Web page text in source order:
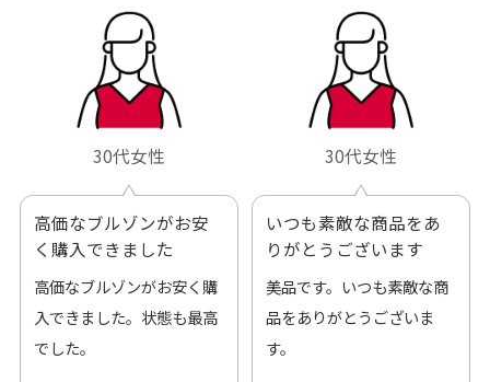
30代女性
高価なブルゾンがお安
く購入できました
高価なブルゾンがお安く購
入できました。状態も最高
でした。
30代女性
いつも素敵な商品をあ
りがとうございます
美品です。いつも素敵な商
品をありがとうございま
す。